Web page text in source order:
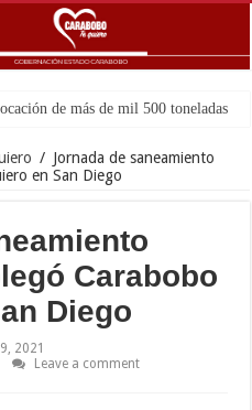
/ Jornada de saneamiento
en San Diego
Carabobo
Diego
2021
Leave a comment